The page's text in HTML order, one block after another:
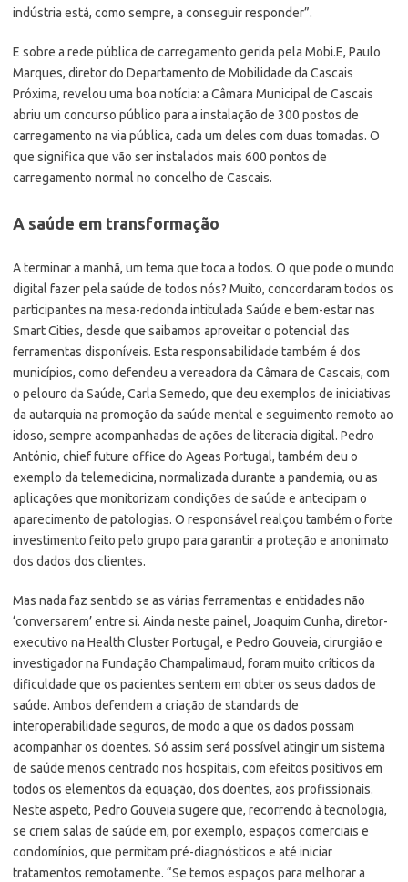
indústria está, como sempre, a conseguir responder”.
E sobre a rede pública de carregamento gerida pela Mobi.E, Paulo
Marques, diretor do Departamento de Mobilidade da Cascais
Próxima, revelou uma boa notícia: a Câmara Municipal de Cascais
abriu um concurso público para a instalação de 300 postos de
carregamento na via pública, cada um deles com duas tomadas. O
que significa que vão ser instalados mais 600 pontos de
carregamento normal no concelho de Cascais.
A saúde em transformação
A terminar a manhã, um tema que toca a todos. O que pode o mundo
digital fazer pela saúde de todos nós? Muito, concordaram todos os
participantes na mesa-redonda intitulada Saúde e bem-estar nas
Smart Cities, desde que saibamos aproveitar o potencial das
ferramentas disponíveis. Esta responsabilidade também é dos
municípios, como defendeu a vereadora da Câmara de Cascais, com
o pelouro da Saúde, Carla Semedo, que deu exemplos de iniciativas
da autarquia na promoção da saúde mental e seguimento remoto ao
idoso, sempre acompanhadas de ações de literacia digital. Pedro
António, chief future office do Ageas Portugal, também deu o
exemplo da telemedicina, normalizada durante a pandemia, ou as
aplicações que monitorizam condições de saúde e antecipam o
aparecimento de patologias. O responsável realçou também o forte
investimento feito pelo grupo para garantir a proteção e anonimato
dos dados dos clientes.
Mas nada faz sentido se as várias ferramentas e entidades não
‘conversarem’ entre si. Ainda neste painel, Joaquim Cunha, diretor-
executivo na Health Cluster Portugal, e Pedro Gouveia, cirurgião e
investigador na Fundação Champalimaud, foram muito críticos da
dificuldade que os pacientes sentem em obter os seus dados de
saúde. Ambos defendem a criação de standards de
interoperabilidade seguros, de modo a que os dados possam
acompanhar os doentes. Só assim será possível atingir um sistema
de saúde menos centrado nos hospitais, com efeitos positivos em
todos os elementos da equação, dos doentes, aos profissionais.
Neste aspeto, Pedro Gouveia sugere que, recorrendo à tecnologia,
se criem salas de saúde em, por exemplo, espaços comerciais e
condomínios, que permitam pré-diagnósticos e até iniciar
tratamentos remotamente. “Se temos espaços para melhorar a